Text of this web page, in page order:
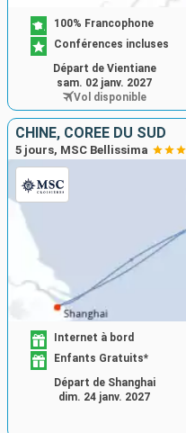
100% Francophone
Conférences incluses
Départ de Vientiane
sam. 02 janv. 2027
Vol disponible
CHINE, CORÉE DU SUD
5 jours, MSC Bellissima
Internet à bord
Enfants Gratuits*
Départ de Shanghai
dim. 24 janv. 2027